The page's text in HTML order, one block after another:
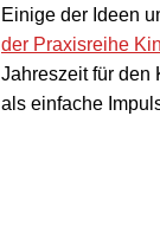
Einige der Ideen
der Praxisreihe
Jahreszeit für den
als einfache